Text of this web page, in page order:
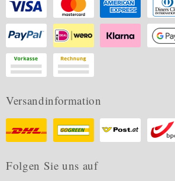
Versandinformation
Folgen Sie uns auf